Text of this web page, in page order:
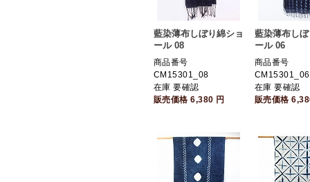
藍染薄布しぼり綿ショ
ール 08
商品番号
CM15301_08
在庫 要確認
販売価格6,380 円
藍染薄布し
ール 06
商品番号
CM15301_06
在庫 要確認
販売価格